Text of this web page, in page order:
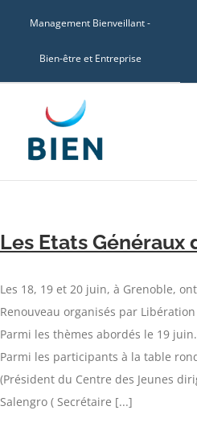
Management Bienveillant -
Bien-être et Entreprise
Les Etats Généraux
Les 18, 19 et 20 juin, à Grenoble,
Renouveau organisés par
Parmi les thèmes abordés le 19
Parmi les participants à la table
(Président du Centre des Jeunes
Salengro ( Secrétaire [...]